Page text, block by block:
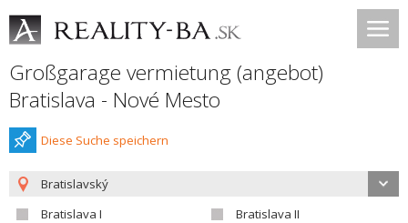
Großgarage vermietung (angebot)
Bratislava - Nové Mesto
Diese Suche speichern
Bratislavský
Bratislava I
Bratislava II